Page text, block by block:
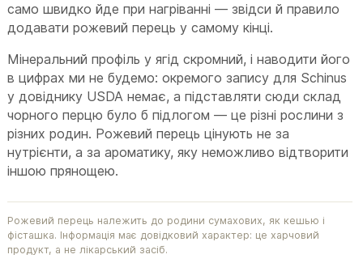
само швидко йде при нагріванні — звідси й правило
додавати рожевий перець у самому кінці.
Мінеральний профіль у ягід скромний, і наводити його
в цифрах ми не будемо: окремого запису для Schinus
у довіднику USDA немає, а підставляти сюди склад
чорного перцю було б підлогом — це різні рослини з
різних родин. Рожевий перець цінують не за
нутрієнти, а за ароматику, яку неможливо відтворити
іншою прянощею.
Рожевий перець належить до родини сумахових, як кешью і
фісташка. Інформація має довідковий характер: це харчовий
продукт, а не лікарський засіб.